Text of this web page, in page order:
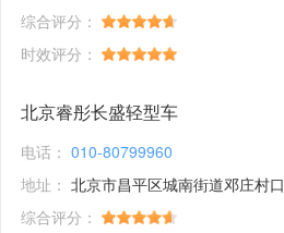
综合评分：
时效评分：
北京睿彤长盛轻型车
电话： 010-80799960
地址： 北京市昌平区城南街道邓庄村口
综合评分：